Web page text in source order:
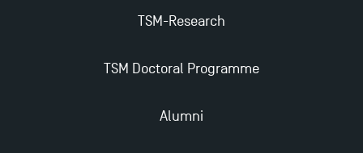
TSM-Research
TSM Doctoral Programme
Alumni